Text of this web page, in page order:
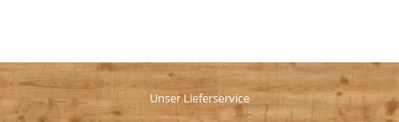
Unser Lieferservice